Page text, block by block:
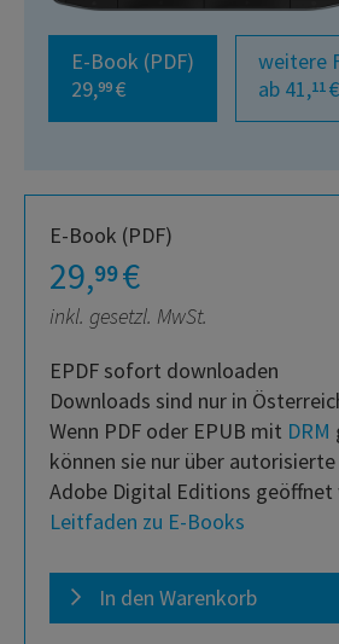
E-Book (PDF)
29,99 €
weitere
ab 41,11 €
E-Book (PDF)
29,99€
inkl. gesetzl. MwSt.
EPDF sofort downloaden
Downloads sind nur in
Wenn PDF oder EPUB mit DRM
können sie nur über
Adobe Digital Editions geöffnet
Leitfaden zu E-Books
In den Warenkorb